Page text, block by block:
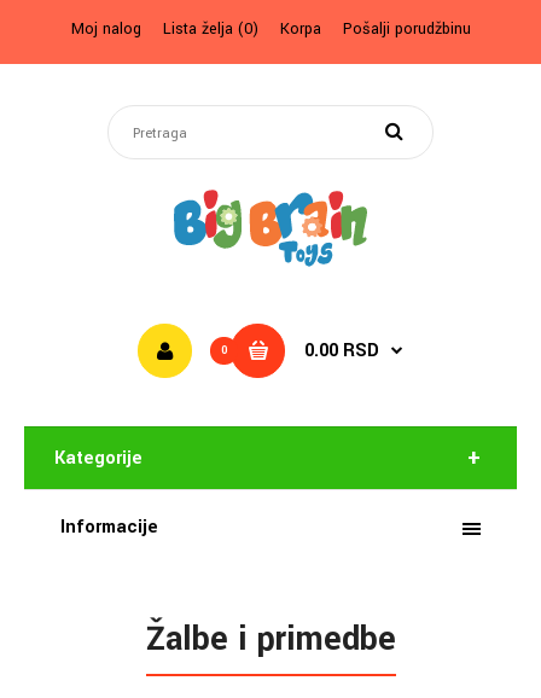
Moj nalog Lista želja (0) Korpa Pošalji porudžbinu
0 0.00 RSD
Kategorije
Informacije
Žalbe i primedbe